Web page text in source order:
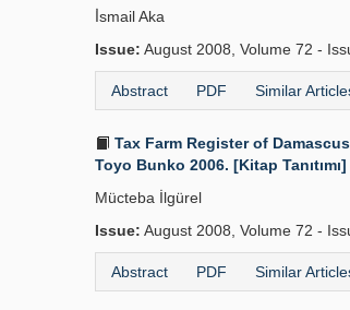
İ̇smail Aka
Issue: August 2008, Volume 72 -
Abstract PDF Similar
Tax Farm Register of
Toyo Bunko 2006. [Kitap Tanıtımı]
Mücteba İlgürel
Issue: August 2008, Volume 72 -
Abstract PDF Similar